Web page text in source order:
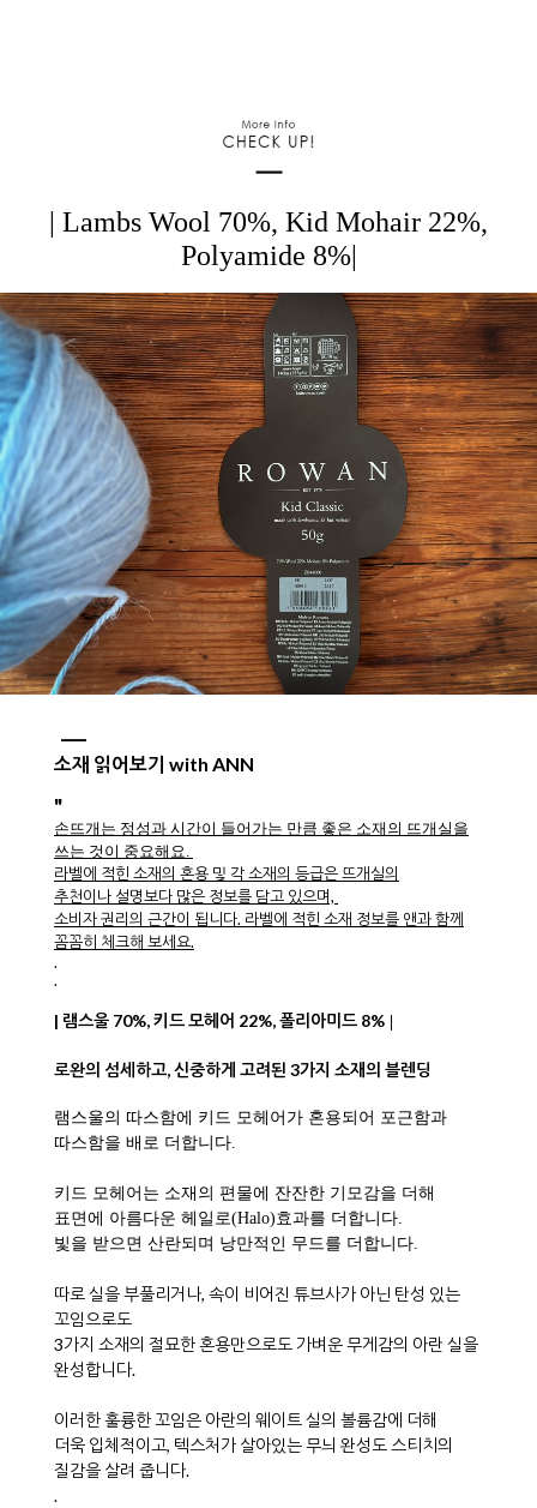
| Lambs Wool 70%, Kid Mohair 22%,
Polyamide 8%|
소재 읽어보기 with ANN
"
손뜨개는 정성과 시간이 들어가는 만큼 좋은 소재의 뜨개실을
쓰는 것이 중요해요.
라벨에 적힌 소재의 혼용 및 각 소재의 등급은 뜨개실의
추천이나 설명보다 많은 정보를 담고 있으며,
소비자 권리의 근간이 됩니다. 라벨에 적힌 소재 정보를 앤과 함께
꼼꼼히 체크해 보세요.
.
.
| 램스울 70%, 키드 모헤어 22%, 폴리아미드 8%
로완의 섬세하고, 신중하게 고려된 3가지 소재의 블렌딩
램스울의 따스함에 키드 모헤어가 혼용되어 포근함과
따스함을 배로 더합니다.
키드 모헤어는 소재의 편물에 잔잔한 기모감을 더해
표면에 아름다운 헤일로(Halo)효과를 더합니다.
빛을 받으면 산란되며 낭만적인 무드를 더합니다.
따로 실을 부풀리거나, 속이 비어진 튜브사가 아닌 탄성 있는
꼬임으로도
3가지 소재의 절묘한 혼용만으로도 가벼운 무게감의 아란 실을
완성합니다.
이러한 훌륭한 꼬임은 아란의 웨이트 실의 볼륨감에 더해
더욱 입체적이고, 텍스처가 살아있는 무늬 완성도 스티치의
질감을 살려 줍니다.
.